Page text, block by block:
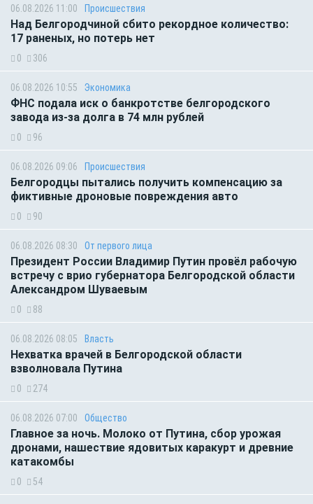
06.08.2026 11:00 Происшествия
Над Белгородчиной сбито рекордное количество:
17 раненых, но потерь нет
0 306
06.08.2026 10:55 Экономика
ФНС подала иск о банкротстве белгородского
завода из-за долга в 74 млн рублей
0 96
06.08.2026 09:06 Происшествия
Белгородцы пытались получить компенсацию за
фиктивные дроновые повреждения авто
0 90
06.08.2026 08:30 От первого лица
Президент России Владимир Путин провёл рабочую
встречу с врио губернатора Белгородской области
Александром Шуваевым
0 88
06.08.2026 08:05 Власть
Нехватка врачей в Белгородской области
взволновала Путина
0 274
06.08.2026 07:00 Общество
Главное за ночь. Молоко от Путина, сбор урожая
дронами, нашествие ядовитых каракурт и древние
катакомбы
0 54